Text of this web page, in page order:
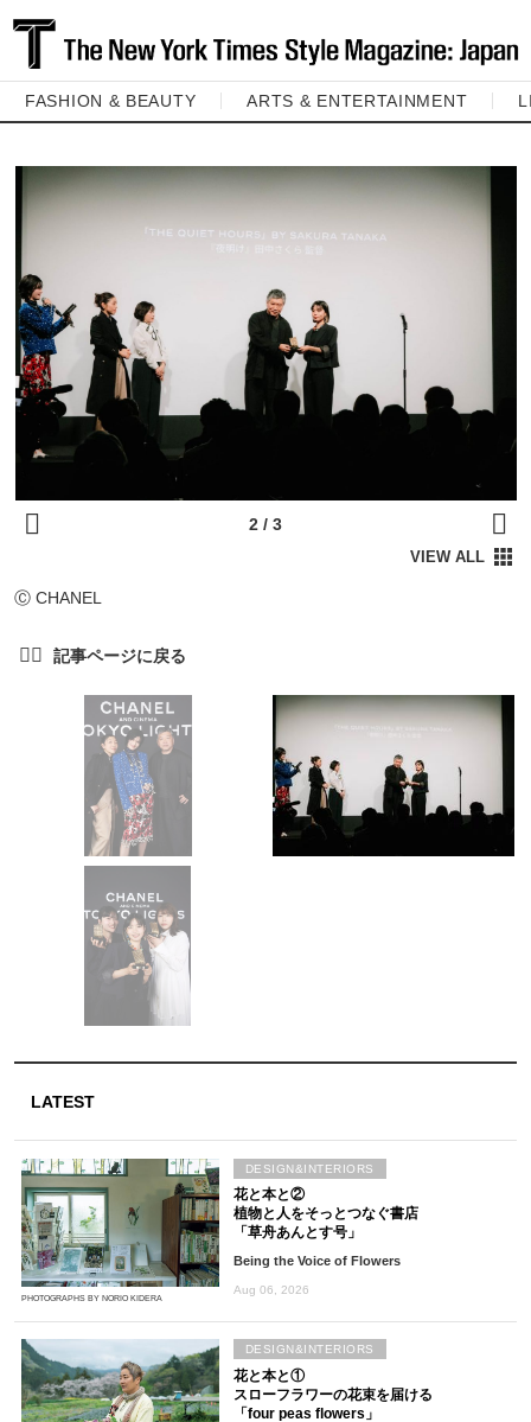
FASHION & BEAUTY ARTS & ENTERTAINMENT
Ⓒ CHANEL
LATEST
PHOTOGRAPHS BY NORIO KIDERA
花と本と②
植物と人をそっとつなぐ書店
「草舟あんとす号」
Being the Voice of Flowers
Aug 06, 2026
DESIGN&INTERIORS
花と本と①
スローフラワーの花束を届ける
「four peas flowers」
DESIGN&INTERIORS